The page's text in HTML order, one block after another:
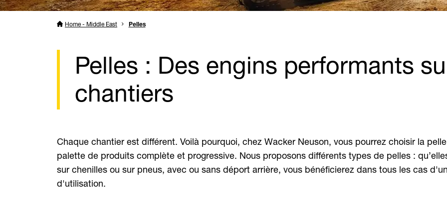
Home - Middle East Pelles
Pelles : Des engins performants
chantiers
Chaque chantier est différent. Voilà pourquoi, chez Wacker Neuson, vous pourrez choisir la
palette de produits complète et progressive. Nous proposons différents types de pelles :
sur chenilles ou sur pneus, avec ou sans déport arrière, vous bénéficierez dans tous les cas
d'utilisation.